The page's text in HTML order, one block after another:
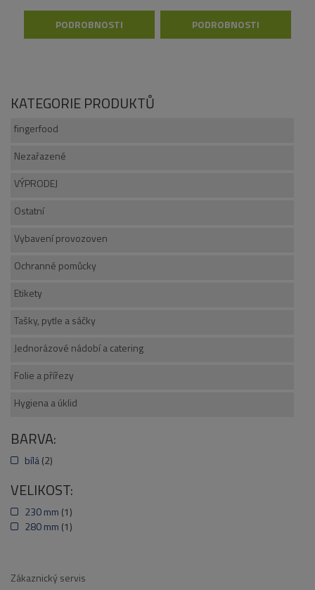
PODROBNOSTI PODROBNOSTI
KATEGORIE PRODUKTŮ
fingerfood
Nezařazené
VÝPRODEJ
Ostatní
Vybavení provozoven
Ochranné pomůcky
Etikety
Tašky, pytle a sáčky
Jednorázové nádobí a catering
Folie a přířezy
Hygiena a úklid
BARVA:
bílá (2)
VELIKOST:
230 mm (1)
280 mm (1)
Zákaznický servis